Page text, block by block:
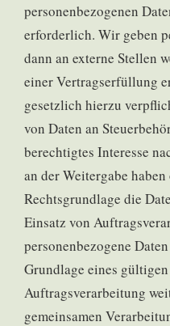
personenbezogenen
erforderlich. Wir geben
dann an externe Stellen
einer Vertragserfüllung
gesetzlich hierzu
von Daten an
berechtigtes Interesse
an der Weitergabe
Rechtsgrundlage die
Einsatz von
personenbezogene
Grundlage eines
Auftragsverarbeitung
gemeinsamen